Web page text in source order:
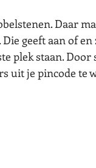
Daar
geeft aan of
plek staan.
uit je pincode te